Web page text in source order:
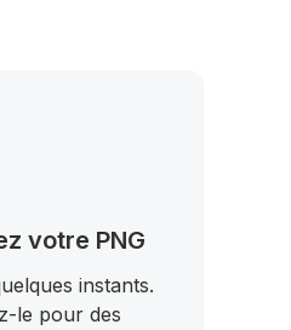
votre PNG
instants.
le pour des